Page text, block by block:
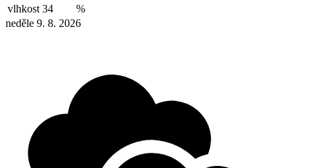
vlhkost 34
%
neděle 9. 8. 2026